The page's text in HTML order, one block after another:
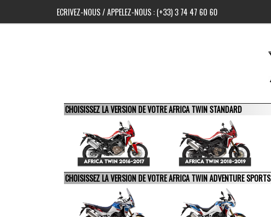
ECRIVEZ-NOUS/ APPELEZ-NOUS : (+33) 3 74 47 60 60
CHOISISSEZ LA VERSION DE VOTRE AFRICA TWIN STANDARD
CHOISISSEZ LA VERSION DE VOTRE AFRICA TWIN ADVENTURE SPORTS